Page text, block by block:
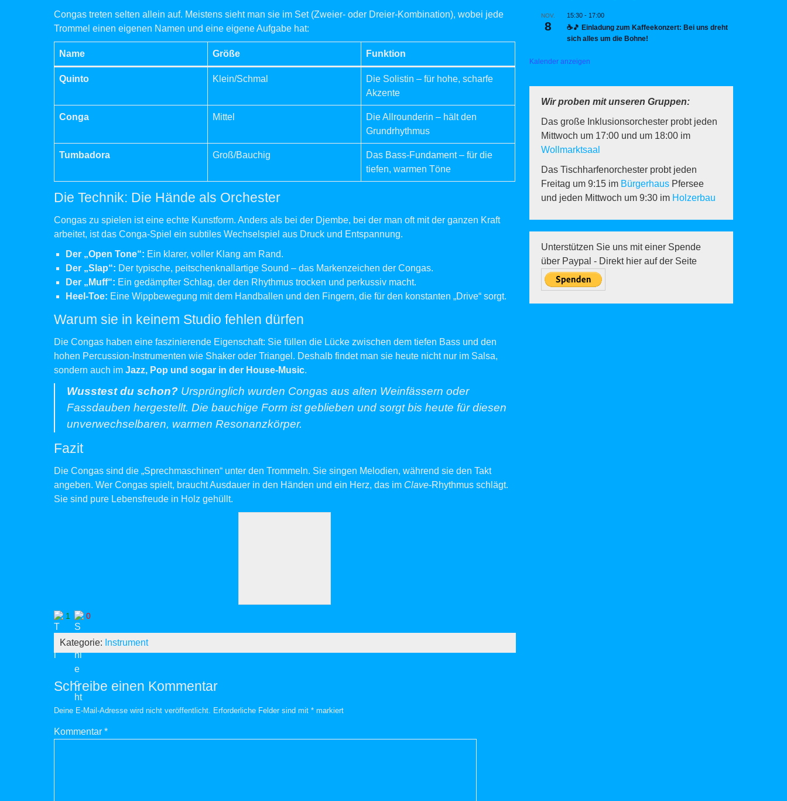
Congas treten selten allein auf. Meistens sieht man sie im Set (Zweier- oder Dreier-Kombination), wobei jede
Trommel einen eigenen Namen und eine eigene Aufgabe hat:
Name Größe Funktion
Quinto Klein/Schmal
Die Solistin – für hohe, scharfe
Akzente
Conga Mittel
Die Allrounderin – hält den
Grundrhythmus
Tumbadora Groß/Bauchig
Das Bass-Fundament – für die
tiefen, warmen Töne
Die Technik: Die Hände als Orchester
Congas zu spielen ist eine echte Kunstform. Anders als bei der Djembe, bei der man oft mit der ganzen Kraft
arbeitet, ist das Conga-Spiel ein subtiles Wechselspiel aus Druck und Entspannung.
Der „Open Tone“: Ein klarer, voller Klang am Rand.
Der „Slap“: Der typische, peitschenknallartige Sound – das Markenzeichen der Congas.
Der „Muff“: Ein gedämpfter Schlag, der den Rhythmus trocken und perkussiv macht.
Heel-Toe: Eine Wippbewegung mit dem Handballen und den Fingern, die für den konstanten „Drive“ sorgt.
Warum sie in keinem Studio fehlen dürfen
Die Congas haben eine faszinierende Eigenschaft: Sie füllen die Lücke zwischen dem tiefen Bass und den
hohen Percussion-Instrumenten wie Shaker oder Triangel. Deshalb findet man sie heute nicht nur im Salsa,
sondern auch im Jazz, Pop und sogar in der House-Music.
Wusstest du schon? Ursprünglich wurden Congas aus alten Weinfässern oder
Fassdauben hergestellt. Die bauchige Form ist geblieben und sorgt bis heute für diesen
unverwechselbaren, warmen Resonanzkörper.
Fazit
Die Congas sind die „Sprechmaschinen“ unter den Trommeln. Sie singen Melodien, während sie den Takt
angeben. Wer Congas spielt, braucht Ausdauer in den Händen und ein Herz, das im Clave-Rhythmus schlägt.
Sie sind pure Lebensfreude in Holz gehüllt.
1 0
Kategorie: Instrument
Schreibe einen Kommentar
Deine E-Mail-Adresse wird nicht veröffentlicht. Erforderliche Felder sind mit * markiert
Kommentar *
NOV.
8
15:30 - 17:00
☕🎵 Einladung zum Kaffeekonzert: Bei uns dreht
sich alles um die Bohne!
Kalender anzeigen
Wir proben mit unseren Gruppen:
Das große Inklusionsorchester probt jeden
Mittwoch um 17:00 und um 18:00 im
Wollmarktsaal
Das Tischharfenorchester probt jeden
Freitag um 9:15 im Bürgerhaus Pfersee
und jeden Mittwoch um 9:30 im Holzerbau
Unterstützen Sie uns mit einer Spende
über Paypal - Direkt hier auf der Seite